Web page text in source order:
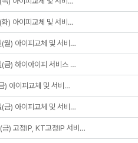
) 아이피교체 및 서비…
) 아이피교체 및 서비…
) 하이아이피 서비스 …
아이피교체 및 서비…
) 아이피교체 및 서비…
) 고정IP, KT고정IP 서비…